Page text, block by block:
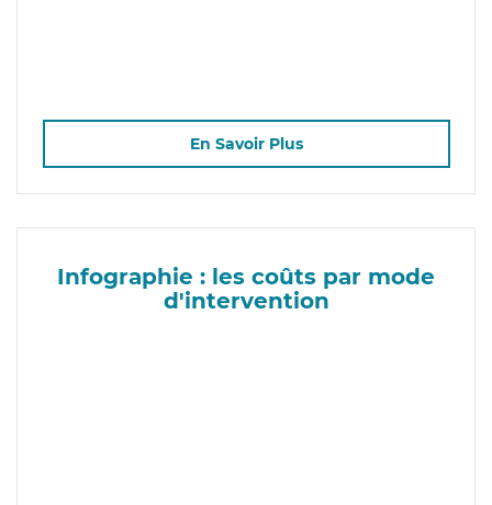
En Savoir Plus
Infographie : les coûts par mode
d'intervention